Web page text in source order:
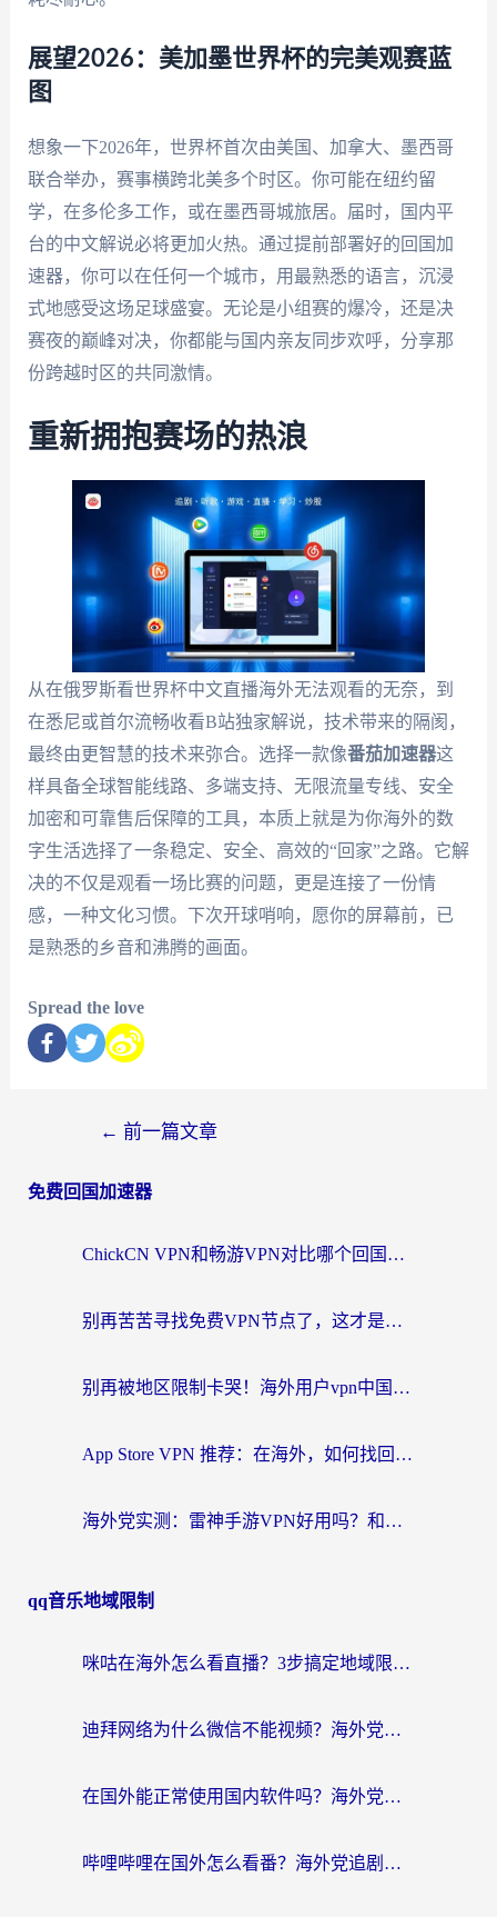
展望2026：美加墨世界杯的完美观赛蓝
图
想象一下2026年，世界杯首次由美国、加拿大、墨西哥
联合举办，赛事横跨北美多个时区。你可能在纽约留
学，在多伦多工作，或在墨西哥城旅居。届时，国内平
台的中文解说必将更加火热。通过提前部署好的回国加
速器，你可以在任何一个城市，用最熟悉的语言，沉浸
式地感受这场足球盛宴。无论是小组赛的爆冷，还是决
赛夜的巅峰对决，你都能与国内亲友同步欢呼，分享那
份跨越时区的共同激情。
重新拥抱赛场的热浪
从在俄罗斯看世界杯中文直播海外无法观看的无奈，到
在悉尼或首尔流畅收看B站独家解说，技术带来的隔阂，
最终由更智慧的技术来弥合。选择一款像番茄加速器这
样具备全球智能线路、多端支持、无限流量专线、安全
加密和可靠售后保障的工具，本质上就是为你海外的数
字生活选择了一条稳定、安全、高效的“回家”之路。它解
决的不仅是观看一场比赛的问题，更是连接了一份情
感，一种文化习惯。下次开球哨响，愿你的屏幕前，已
是熟悉的乡音和沸腾的画面。
Spread the love
← 前一篇文章
免费回国加速器
ChickCN VPN和畅游VPN对比哪个回国效果更好？海外党必看的回国加速器选择指南
别再苦苦寻找免费VPN节点了，这才是海外访问国内资源的正确姿势
别再被地区限制卡哭！海外用户vpn中国下载全攻略，无缝刷剧办公社交
App Store VPN 推荐：在海外，如何找回那扇回家的“任意门”？
海外党实测：雷神手游VPN好用吗？和闪电VPN对比哪个回国效果更好？附小众工具深度测评
qq音乐地域限制
咪咕在海外怎么看直播？3步搞定地域限制，还能畅看腾讯视频与国内热剧
迪拜网络为什么微信不能视频？海外党必看的回国加速全攻略
在国外能正常使用国内软件吗？海外党亲测有效的无缝访问指南
哔哩哔哩在国外怎么看番？海外党追剧看片的终极解决方案